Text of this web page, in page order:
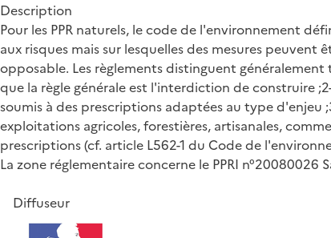
Description
Pour les PPR naturels, le code de l'environnement
aux risques mais sur lesquelles des mesures
opposable. Les règlements distinguent
que la règle générale est l'interdiction de construire
soumis à des prescriptions adaptées au type d'enjeu
exploitations agricoles, forestières, artisanales,
prescriptions (cf. article L562-1 du Code de
La zone réglementaire concerne le PPRI n°20080026
Diffuseur